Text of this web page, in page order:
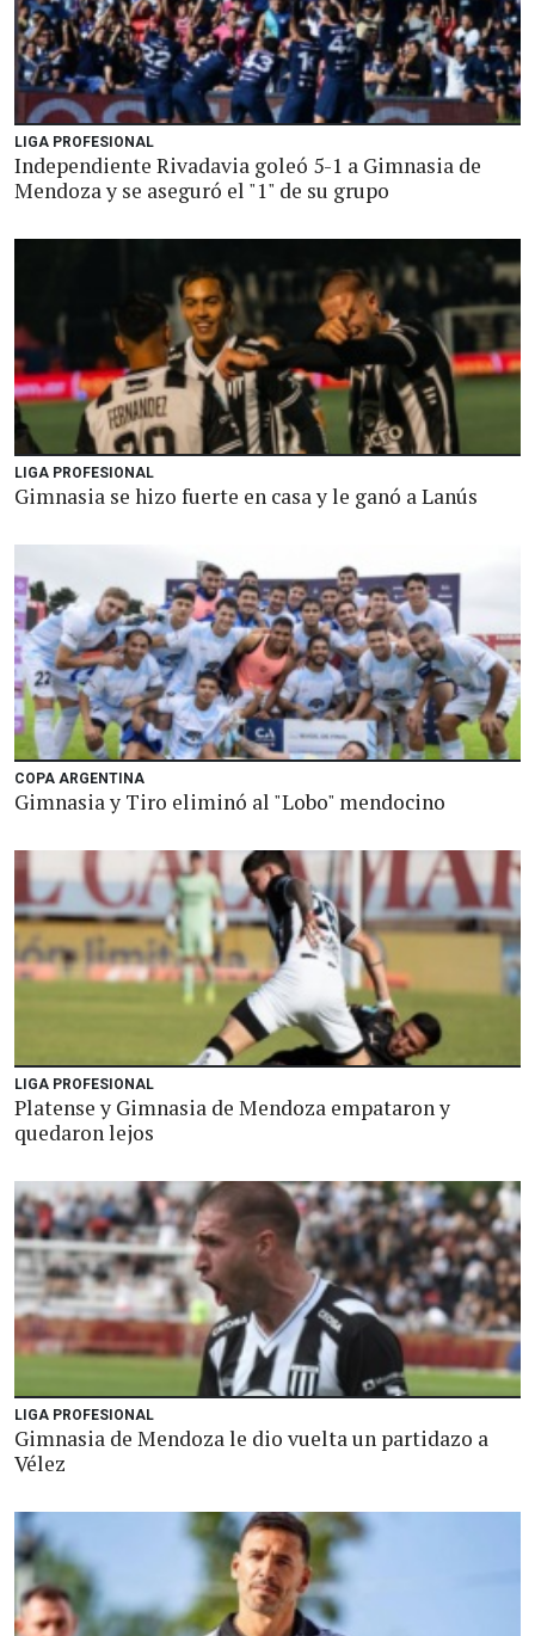
LIGA PROFESIONAL
Independiente Rivadavia goleó 5-1 a Gimnasia de
Mendoza y se aseguró el "1" de su grupo
LIGA PROFESIONAL
Gimnasia se hizo fuerte en casa y le ganó a Lanús
COPA ARGENTINA
Gimnasia y Tiro eliminó al "Lobo" mendocino
LIGA PROFESIONAL
Platense y Gimnasia de Mendoza empataron y
quedaron lejos
LIGA PROFESIONAL
Gimnasia de Mendoza le dio vuelta un partidazo a
Vélez